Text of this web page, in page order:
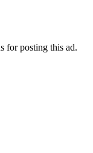
for posting this ad.